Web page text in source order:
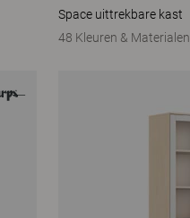
Space uittrekbare kast
48 Kleuren & Materialen